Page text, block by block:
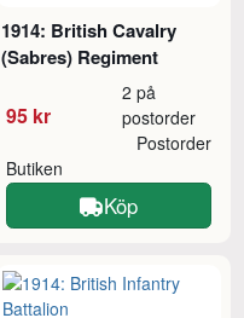
1914: British Cavalry
(Sabres) Regiment
95 kr
2 på
postorder
Butiken
Postorder
Köp